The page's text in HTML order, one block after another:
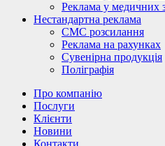
Реклама у медичних
Нестандартна реклама
СМС розсилання
Реклама на рахунках
Сувенірна продукція
Поліграфія
Про компанію
Послуги
Клієнти
Новини
Контакти